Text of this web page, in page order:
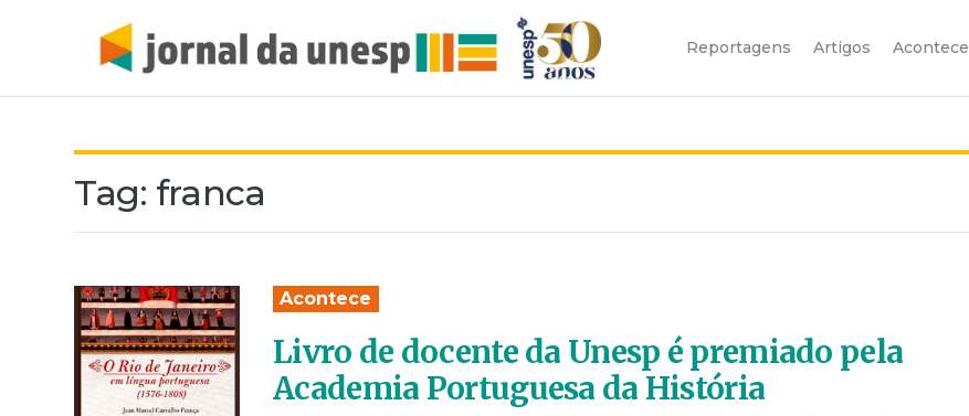
Reportagens Artigos Acontece
Tag: franca
Acontece
Livro de docente da Unesp é premiado pela
Academia Portuguesa da História